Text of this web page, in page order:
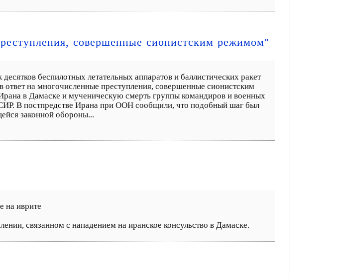
совершенные сионистским режимом"
беспилотных летательных аппаратов и баллистических ракет
на многочисленные преступления, совершенные сионистским
в Дамаске и мученическую смерть группы командиров и военных
В постпредстве Ирана при ООН сообщили, что подобный шаг был
законной обороны...
на иврите
связанном с нападением на иранское консульство в Дамаске.